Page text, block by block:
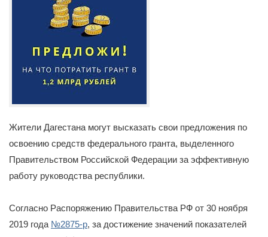
Жители Дагестана могут высказать свои предложения по
освоению средств федерального гранта, выделенного
Правительством Российской Федерации за эффективную
работу руководства республики.
Согласно Распоряжению Правительства РФ от 30 ноября
2019 года №2875-р, за достижение значений показателей